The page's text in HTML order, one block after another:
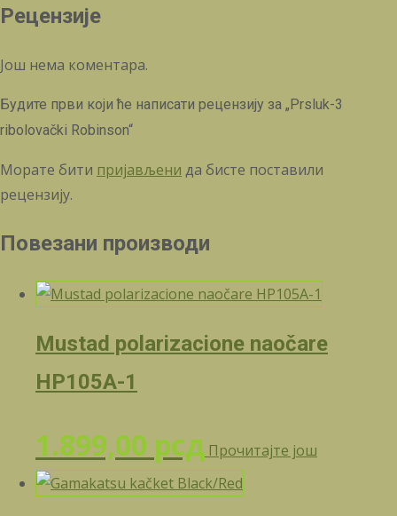
Рецензије
Још нема коментара.
Будите први који ће написати рецензију за „Prsluk-3
ribolovački Robinson“
Морате бити пријављени да бисте поставили
рецензију.
Повезани производи
Mustad polarizacione naočare
HP105A-1
1.899,00 рсд Прочитајте још